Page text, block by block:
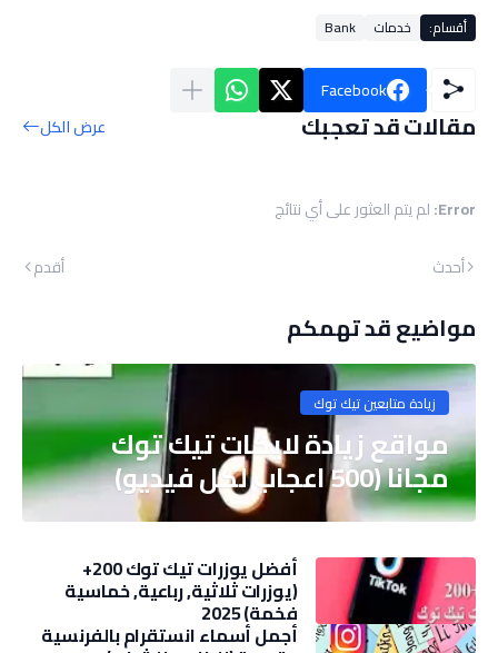
أقسام: خدمات Bank
Facebook
مقالات قد تعجبك عرض الكل
Error: لم يتم العثور على أي نتائج
أحدث
أقدم
مواضيع قد تهمكم
زيادة متابعين تيك توك
مواقع زيادة لايكات تيك توك
مجانا (500 اعجاب لكل فيديو)
أفضل يوزرات تيك توك 200+
(يوزرات ثلاثية, رباعية, خماسية
فخمة) 2025
أجمل أسماء انستقرام بالفرنسية